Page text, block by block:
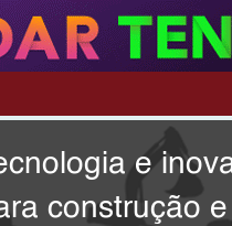
e
construção